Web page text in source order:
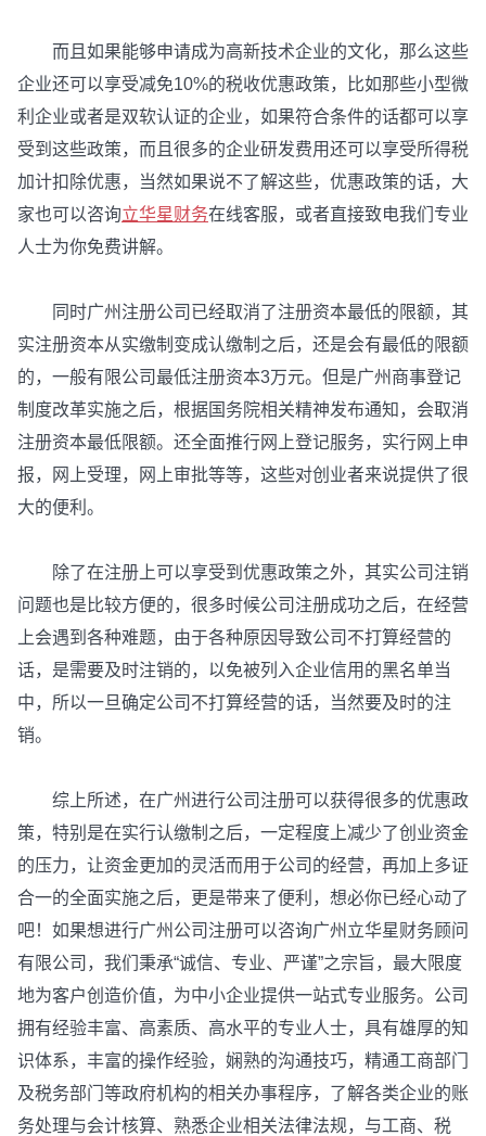
而且如果能够申请成为高新技术企业的文化，那么这些
企业还可以享受减免10%的税收优惠政策，比如那些小型微
利企业或者是双软认证的企业，如果符合条件的话都可以享
受到这些政策，而且很多的企业研发费用还可以享受所得税
加计扣除优惠，当然如果说不了解这些，优惠政策的话，大
家也可以咨询立华星财务在线客服，或者直接致电我们专业
人士为你免费讲解。
同时广州注册公司已经取消了注册资本最低的限额，其
实注册资本从实缴制变成认缴制之后，还是会有最低的限额
的，一般有限公司最低注册资本3万元。但是广州商事登记
制度改革实施之后，根据国务院相关精神发布通知，会取消
注册资本最低限额。还全面推行网上登记服务，实行网上申
报，网上受理，网上审批等等，这些对创业者来说提供了很
大的便利。
除了在注册上可以享受到优惠政策之外，其实公司注销
问题也是比较方便的，很多时候公司注册成功之后，在经营
上会遇到各种难题，由于各种原因导致公司不打算经营的
话，是需要及时注销的，以免被列入企业信用的黑名单当
中，所以一旦确定公司不打算经营的话，当然要及时的注
销。
综上所述，在广州进行公司注册可以获得很多的优惠政
策，特别是在实行认缴制之后，一定程度上减少了创业资金
的压力，让资金更加的灵活而用于公司的经营，再加上多证
合一的全面实施之后，更是带来了便利，想必你已经心动了
吧！如果想进行广州公司注册可以咨询广州立华星财务顾问
有限公司，我们秉承“诚信、专业、严谨”之宗旨，最大限度
地为客户创造价值，为中小企业提供一站式专业服务。公司
拥有经验丰富、高素质、高水平的专业人士，具有雄厚的知
识体系，丰富的操作经验，娴熟的沟通技巧，精通工商部门
及税务部门等政府机构的相关办事程序，了解各类企业的账
务处理与会计核算、熟悉企业相关法律法规，与工商、税